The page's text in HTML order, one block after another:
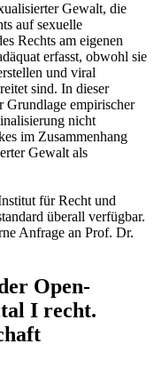
Gewalt, die
auf sexuelle
Rechts am eigenen
erfasst, obwohl sie
und viral
sind. In dieser
empirischer
nicht
im Zusammenhang
Gewalt als
für Recht und
überall verfügbar.
Anfrage an Prof. Dr.
Open-
I recht.